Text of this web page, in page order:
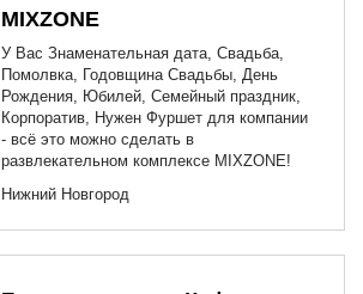
MIXZONE
У Вас Знаменательная дата, Свадьба,
Помолвка, Годовщина Свадьбы, День
Рождения, Юбилей, Семейный праздник,
Корпоратив, Нужен Фуршет для компании
- всё это можно сделать в
развлекательном комплексе MIXZONE!
Нижний Новгород